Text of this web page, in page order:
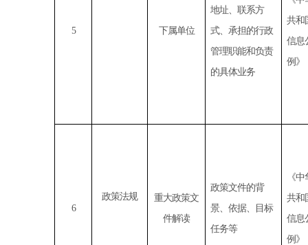
5 下属单位
地址、联系方
式、承担的行政
管理职能和负责
的具体业务
共和
信息
例》
6
政策法规
重大政策文
件解读
政策文件的背
景、依据、目标
任务等
《
共和
信息
例》